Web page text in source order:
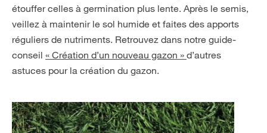
étouffer celles à germination plus lente. Après le semis,
veillez à maintenir le sol humide et faites des apports
réguliers de nutriments. Retrouvez dans notre guide-
conseil « Création d’un nouveau gazon » d’autres
astuces pour la création du gazon.